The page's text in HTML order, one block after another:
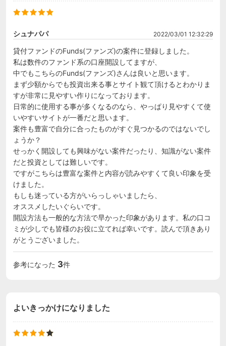
シュナパパ 2022/03/01 12:32:29
貸付ファンドのFunds(ファンズ)の案件に登録しました。
私は数件のファンド系の口座開設してますが、
中でもこちらのFunds(ファンズ)さんは良いと思います。
まず少額からでも投資出来る事とサイト観て頂けるとわかりま
すが非常に見やすい作りになっております。
日常的に使用する事が多くなるのなら、やっぱり見やすくて使
いやすいサイトが一番だと思います。
案件も豊富で自分に合ったものがすぐ見つかるのではないでし
ょうか？
せっかく開設しても興味がない案件だったり、知識がない案件
だと投資としては難しいです。
ですがこちらは豊富な案件と内容が読みやすくて良い印象を受
けました。
もしも迷っている方がいらっしゃいましたら、
オススメしたいぐらいです。
開設方法も一般的な方法で早かった印象があります。私の口コ
ミが少しでも皆様のお役に立てれば幸いです。読んで頂きあり
がとうございました。
参考になった 3件
よいきっかけになりました